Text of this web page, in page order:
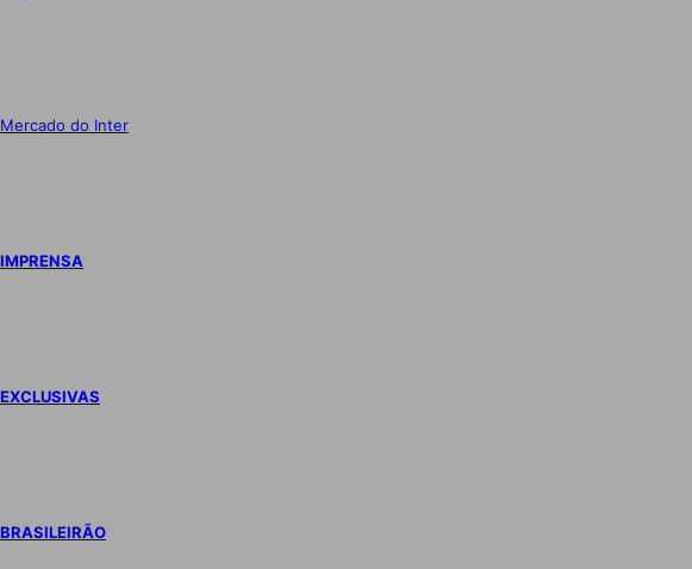
Mercado do Inter
IMPRENSA
EXCLUSIVAS
BRASILEIRÃO